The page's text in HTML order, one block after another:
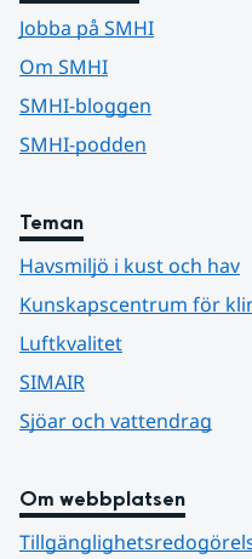
Jobba på SMHI
Om SMHI
SMHI-bloggen
SMHI-podden
Teman
Havsmiljö i kust och hav
Kunskapscentrum för
Luftkvalitet
SIMAIR
Sjöar och vattendrag
Om webbplatsen